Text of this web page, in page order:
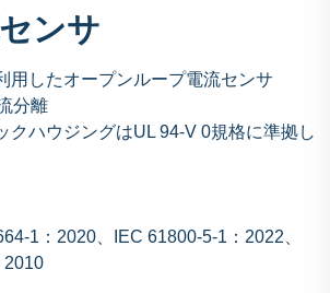
ンサ
用したオープンループ電流センサ
分離
クハウジングはUL 94-V 0規格に準拠し
1：2020、IEC 61800-5-1：2022、
2010